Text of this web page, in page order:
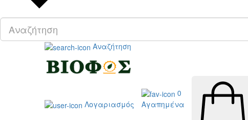
Αναζήτηση
Λογαριασμός
0
Αγαπημένα